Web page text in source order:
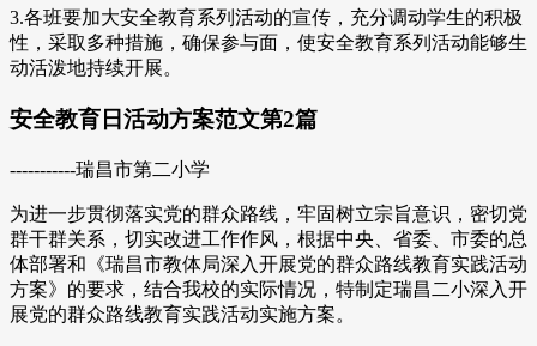
3.各班要加大安全教育系列活动的宣传，充分调动学生的积极
性，采取多种措施，确保参与面，使安全教育系列活动能够生
动活泼地持续开展。
安全教育日活动方案范文第2篇
-----------瑞昌市第二小学
为进一步贯彻落实党的群众路线，牢固树立宗旨意识，密切党
群干群关系，切实改进工作作风，根据中央、省委、市委的总
体部署和《瑞昌市教体局深入开展党的群众路线教育实践活动
方案》的要求，结合我校的实际情况，特制定瑞昌二小深入开
展党的群众路线教育实践活动实施方案。